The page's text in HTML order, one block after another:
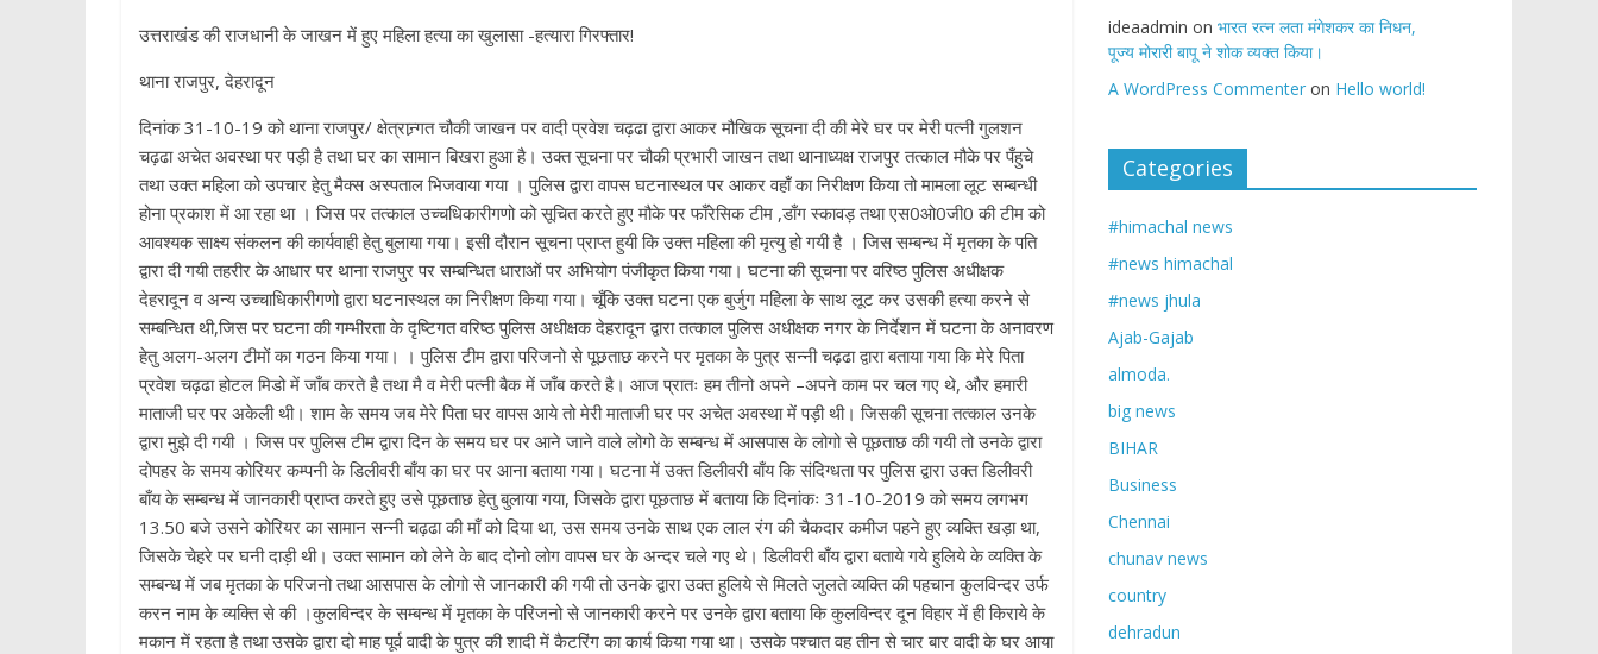
उत्तराखंड की राजधानी के जाखन में हुए महिला हत्या का खुलासा -हत्यारा गिरफ्तार!
थाना राजपुर, देहरादून
दिनांक 31-10-19 को थाना राजपुर/ क्षेत्रान्र्गत चौकी जाखन पर वादी प्रवेश चढ़ढा द्वारा आकर मौखिक सूचना दी की मेरे घर पर मेरी पत्नी गुलशन
चढ़ढा अचेत अवस्था पर पड़ी है तथा घर का सामान बिखरा हुआ है। उक्त सूचना पर चौकी प्रभारी जाखन तथा थानाध्यक्ष राजपुर तत्काल मौके पर पँहुचे
तथा उक्त महिला को उपचार हेतु मैक्स अस्पताल भिजवाया गया । पुलिस द्वारा वापस घटनास्थल पर आकर वहाँ का निरीक्षण किया तो मामला लूट सम्बन्धी
होना प्रकाश में आ रहा था । जिस पर तत्काल उच्चधिकारीगणो को सूचित करते हुए मौके पर फाँरेसिक टीम ,डाँग स्कावड़ तथा एस0ओ0जी0 की टीम को
आवश्यक साक्ष्य संकलन की कार्यवाही हेतु बुलाया गया। इसी दौरान सूचना प्राप्त हुयी कि उक्त महिला की मृत्यु हो गयी है । जिस सम्बन्ध में मृतका के पति
द्वारा दी गयी तहरीर के आधार पर थाना राजपुर पर सम्बन्धित धाराओं पर अभियोग पंजीकृत किया गया। घटना की सूचना पर वरिष्ठ पुलिस अधीक्षक
देहरादून व अन्य उच्चाधिकारीगणो द्वारा घटनास्थल का निरीक्षण किया गया। चूँकि उक्त घटना एक बुर्जुग महिला के साथ लूट कर उसकी हत्या करने से
सम्बन्धित थी,जिस पर घटना की गम्भीरता के दृष्टिगत वरिष्ठ पुलिस अधीक्षक देहरादून द्वारा तत्काल पुलिस अधीक्षक नगर के निर्देशन में घटना के अनावरण
हेतु अलग-अलग टीमों का गठन किया गया। । पुलिस टीम द्वारा परिजनो से पूछताछ करने पर मृतका के पुत्र सन्नी चढ़ढा द्वारा बताया गया कि मेरे पिता
प्रवेश चढ़ढा होटल मिडो में जाँब करते है तथा मै व मेरी पत्नी बैक में जाँब करते है। आज प्रातः हम तीनो अपने –अपने काम पर चल गए थे, और हमारी
माताजी घर पर अकेली थी। शाम के समय जब मेरे पिता घर वापस आये तो मेरी माताजी घर पर अचेत अवस्था में पड़ी थी। जिसकी सूचना तत्काल उनके
द्वारा मुझे दी गयी । जिस पर पुलिस टीम द्वारा दिन के समय घर पर आने जाने वाले लोगो के सम्बन्ध में आसपास के लोगो से पूछताछ की गयी तो उनके द्वारा
दोपहर के समय कोरियर कम्पनी के डिलीवरी बाँय का घर पर आना बताया गया। घटना में उक्त डिलीवरी बाँय कि संदिग्धता पर पुलिस द्वारा उक्त डिलीवरी
बाँय के सम्बन्ध में जानकारी प्राप्त करते हुए उसे पूछताछ हेतु बुलाया गया, जिसके द्वारा पूछताछ में बताया कि दिनांकः 31-10-2019 को समय लगभग
13.50 बजे उसने कोरियर का सामान सन्नी चढ़ढा की माँ को दिया था, उस समय उनके साथ एक लाल रंग की चैकदार कमीज पहने हुए व्यक्ति खड़ा था,
जिसके चेहरे पर घनी दाड़ी थी। उक्त सामान को लेने के बाद दोनो लोग वापस घर के अन्दर चले गए थे। डिलीवरी बाँय द्वारा बताये गये हुलिये के व्यक्ति के
सम्बन्ध में जब मृतका के परिजनो तथा आसपास के लोगो से जानकारी की गयी तो उनके द्वारा उक्त हुलिये से मिलते जुलते व्यक्ति की पहचान कुलविन्दर उर्फ
करन नाम के व्यक्ति से की ।कुलविन्दर के सम्बन्ध में मृतका के परिजनो से जानकारी करने पर उनके द्वारा बताया कि कुलविन्दर दून विहार में ही किराये के
मकान में रहता है तथा उसके द्वारा दो माह पूर्व वादी के पुत्र की शादी में कैटरिंग का कार्य किया गया था। उसके पश्चात वह तीन से चार बार वादी के घर आया
ideaadmin on भारत रत्न लता मंगेशकर का निधन,
पूज्य मोरारी बापू ने शोक व्यक्त किया।
A WordPress Commenter on Hello world!
Categories
#himachal news
#news himachal
#news jhula
Ajab-Gajab
almoda.
big news
BIHAR
Business
Chennai
chunav news
country
dehradun